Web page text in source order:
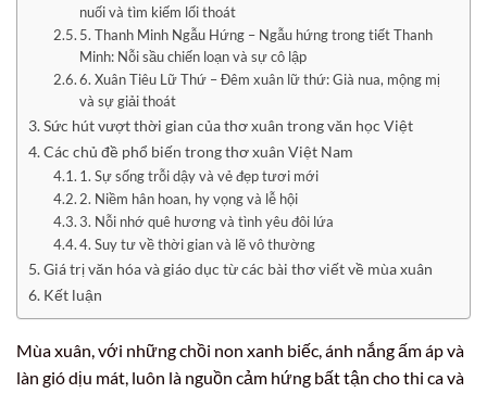
nuối và tìm kiếm lối thoát
5. Thanh Minh Ngẫu Hứng – Ngẫu hứng trong tiết Thanh
Minh: Nỗi sầu chiến loạn và sự cô lập
6. Xuân Tiêu Lữ Thứ – Đêm xuân lữ thứ: Già nua, mộng mị
và sự giải thoát
Sức hút vượt thời gian của thơ xuân trong văn học Việt
Các chủ đề phổ biến trong thơ xuân Việt Nam
1. Sự sống trỗi dậy và vẻ đẹp tươi mới
2. Niềm hân hoan, hy vọng và lễ hội
3. Nỗi nhớ quê hương và tình yêu đôi lứa
4. Suy tư về thời gian và lẽ vô thường
Giá trị văn hóa và giáo dục từ các bài thơ viết về mùa xuân
Kết luận
Mùa xuân, với những chồi non xanh biếc, ánh nắng ấm áp và
làn gió dịu mát, luôn là nguồn cảm hứng bất tận cho thi ca và